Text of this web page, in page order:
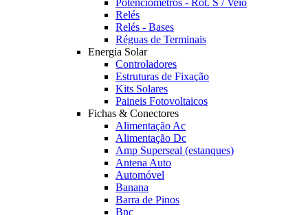
Potênciómetros - Rot. S / Veio
Relés
Relés - Bases
Réguas de Terminais
Energia Solar
Controladores
Estruturas de Fixação
Kits Solares
Paineis Fotovoltaicos
Fichas & Conectores
Alimentação Ac
Alimentação Dc
Amp Superseal (estanques)
Antena Auto
Automóvel
Banana
Barra de Pinos
Bnc